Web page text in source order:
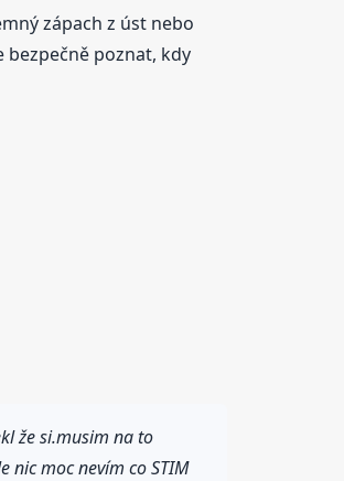
zápach z úst nebo
bezpečně poznat, kdy
že si.musim na to
nic moc nevím co STIM